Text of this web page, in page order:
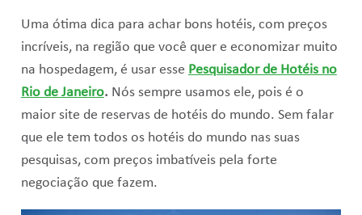
Uma ótima dica para achar bons hotéis, com preços
incríveis, na região que você quer e economizar muito
na hospedagem, é usar esse Pesquisador de Hotéis no
Rio de Janeiro. Nós sempre usamos ele, pois é o
maior site de reservas de hotéis do mundo. Sem falar
que ele tem todos os hotéis do mundo nas suas
pesquisas, com preços imbatíveis pela forte
negociação que fazem.